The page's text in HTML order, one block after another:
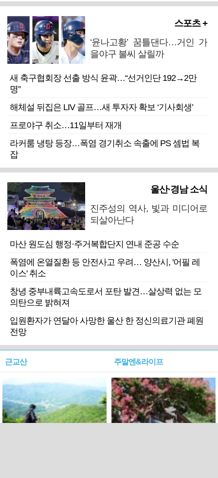
스포츠 +
‘윤나고황’ 꿈틀댄다…거인 가
을야구 불씨 살릴까
새 축구협회장 선출 방식 윤곽…“선거인단 192→2만
명”
해체설 뒤집은 LIV 골프…새 투자자 확보 ‘기사회생’
프로야구 취소…11일부터 재개
라커룸 냉탕 등장…폭염 경기취소 속출에 PS 셈법 복
잡
울산·경남 소식
진주성의 역사, 빛과 미디어로
되살아난다
마산 원도심 행정·주거복합단지 연내 준공 수순
폭염에 온열질환 등 안전사고 우려… 양산시, '어필 레
이스' 취소
창녕 중부내륙고속도로서 포탄 발견…살상력 없는 모
의탄으로 밝혀져
입원환자가 연달아 사망한 울산 한 정신의료기관 폐원
전망
근교산 주말엔&라이프